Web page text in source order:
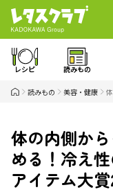
レシピ 読みもの
読みもの 美容・健康
体の内側か
める！冷え
アイテム大賞